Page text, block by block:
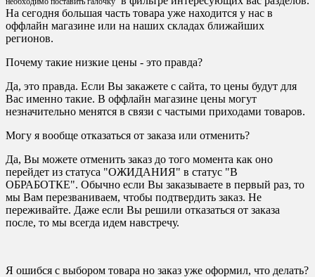
На сегодня большая часть товара уже находится у нас в
оффлайн магазине или на наших складах ближайших
регионов.
Почему такие низкие цены - это правда?
Да, это правда. Если Вы закажете с сайта, то цены будут для
Вас именно такие. В оффлайн магазине цены могут
незначительно менятся в связи с частыми приходами товаров.
Могу я вообще отказаться от заказа или отменить?
Да, Вы можете отменить заказ до того момента как оно
перейдет из статуса "ОЖИДАНИЯ" в статус "В
ОБРАБОТКЕ". Обычно если Вы заказываете в первый раз, то
мы Вам перезваниваем, чтобы подтвердить заказ. Не
переживайте. Даже если Вы решили отказаться от заказа
после, то мы всегда идем навстречу.
Я ошибся с выбором товара но заказ уже оформил, что делать?